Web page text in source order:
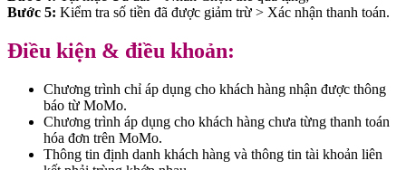
Bước 5: Kiểm tra số tiền đã được giảm trừ > Xác nhận thanh toán.
Điều kiện & điều khoản:
Chương trình chỉ áp dụng cho khách hàng nhận được thông
báo từ MoMo.
Chương trình áp dụng cho khách hàng chưa từng thanh toán
hóa đơn trên MoMo.
Thông tin định danh khách hàng và thông tin tài khoản liên